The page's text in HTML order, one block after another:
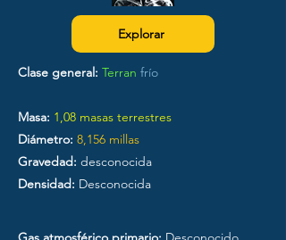
Explorar
Clase general: Terran frío
Masa: 1,08 masas terrestres
Diámetro: 8,156 millas
Gravedad: desconocida
Densidad: Desconocida